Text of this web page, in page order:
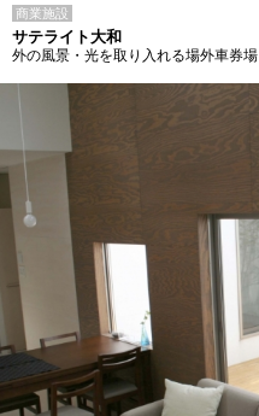
商業施設
サテライト大和
外の風景・光を取り入れる場外車券場